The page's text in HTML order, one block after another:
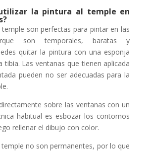
la pintura al temple en
son perfectas para pintar en las
son temporales, baratas y
quitar la pintura con una esponja
tibia. Las ventanas que tienen aplicada
pueden no ser adecuadas para la
sobre las ventanas con un
habitual es esbozar los contornos
rellenar el dibujo con color.
no son permanentes, por lo que